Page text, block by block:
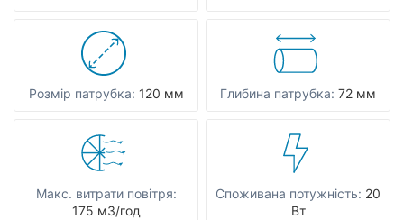
Розмір патрубка: 120 мм Глибина патрубка: 72 мм
Макс. витрати повітря:
175 мЗ/год
Споживана потужність: 20
Вт